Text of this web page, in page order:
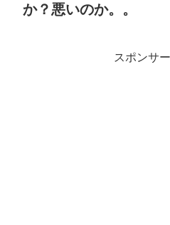
か？悪いのか。。
スポンサ